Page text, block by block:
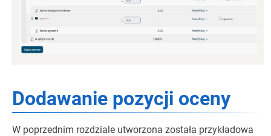
Dodawanie pozycji oceny
W poprzednim rozdziale utworzona została przykładowa